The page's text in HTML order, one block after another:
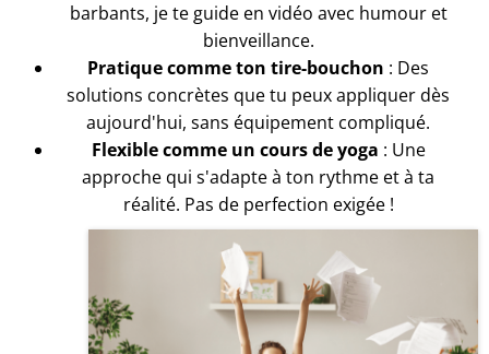
barbants, je te guide en vidéo avec humour et
bienveillance.
Pratique comme ton tire-bouchon : Des
solutions concrètes que tu peux appliquer dès
aujourd'hui, sans équipement compliqué.
Flexible comme un cours de yoga : Une
approche qui s'adapte à ton rythme et à ta
réalité. Pas de perfection exigée !